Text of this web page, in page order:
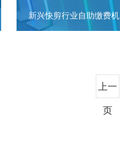
新兴快剪行业自助缴费机
上一
页